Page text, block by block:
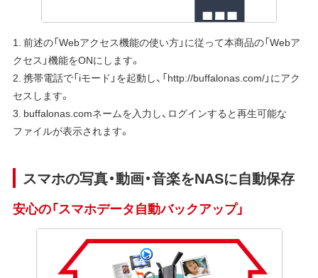
1. 前述の「Webアクセス機能の使い方」に従って本商品の「Webア
クセス」機能をONにします。
2. 携帯電話で「iモード」を起動し、「http://buffalonas.com/」にアク
セスします。
3. buffalonas.comネームを入力し、ログインすると再生可能な
ファイルが表示されます。
スマホの写真・動画・音楽をNASに自動保存
安心の「スマホデータ自動バックアップ」